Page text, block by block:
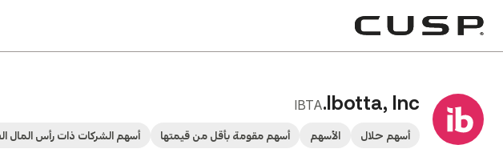
Ibotta, Inc.
IBTA
أسهم حلال الأسهم أسهم مقومة بأقل من قيمتها أسهم الشركات ذات رأس المال